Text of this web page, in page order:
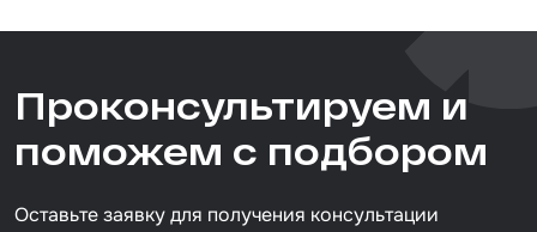
абразивный круг
Размер / диаметр / объём
D=125 мм
Проконсультируем и
поможем с подбором
Оставьте заявку для получения консультации